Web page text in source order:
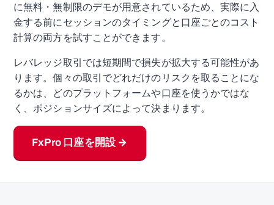
に無料・無制限のデモが用意されているため、実際に入
金する前にセッションのタイミングと口座ごとのコスト
計算の両方を試すことができます。
レバレッジ取引では短期間で損失が拡大する可能性があ
ります。個々の取引でどれだけのリスクを取ることにな
るかは、どのプラットフォームや口座を使うかではな
く、ポジションサイズによって決まります。
FxPro 口座を開設 →